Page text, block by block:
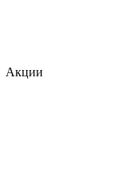
Акции